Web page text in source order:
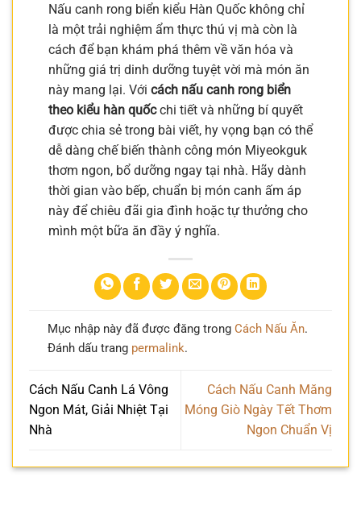
Nấu canh rong biển kiểu Hàn Quốc không chỉ
là một trải nghiệm ẩm thực thú vị mà còn là
cách để bạn khám phá thêm về văn hóa và
những giá trị dinh dưỡng tuyệt vời mà món ăn
này mang lại. Với cách nấu canh rong biển
theo kiểu hàn quốcchi tiết và những bí quyết
được chia sẻ trong bài viết, hy vọng bạn có thể
dễ dàng chế biến thành công món Miyeokguk
thơm ngon, bổ dưỡng ngay tại nhà. Hãy dành
thời gian vào bếp, chuẩn bị món canh ấm áp
này để chiêu đãi gia đình hoặc tự thưởng cho
mình một bữa ăn đầy ý nghĩa.
Mục nhập này đã được đăng trong Cách Nấu Ăn.
Đánh dấu trang permalink.
Cách Nấu Canh Lá Vông
Ngon Mát, Giải Nhiệt Tại
Nhà
Cách Nấu Canh Măng
Móng Giò Ngày Tết Thơm
Ngon Chuẩn Vị